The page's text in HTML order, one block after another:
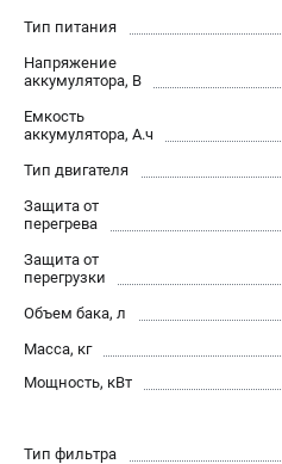
ИНФОРМАЦИЯ
О компании
О бренде
Новости
Юридическим лицам
Контакты
Правила обмена и возврата
Бонусная программа
Как нас найти
Пользовательское соглашение
САДОВАЯ ТЕХНИКА
Тип питания
Напряжение
аккумулятора, В
Емкость
аккумулятора, А.ч
Тип двигателя
Защита от
перегрева
Защита от
перегрузки
Объем бака, л
Масса, кг
Мощность, кВт
Тип фильтра